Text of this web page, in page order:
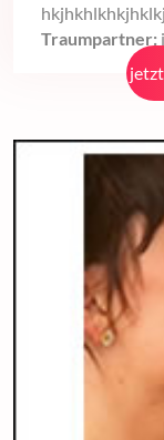
Traumpartner: